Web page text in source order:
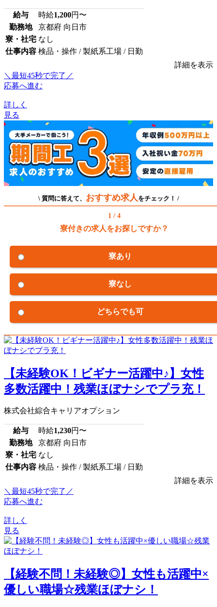
給与 時給1,200円〜
勤務地
京都府 向日市
寮・社宅 なし
仕事内容 検品・操作 / 製紙系工場 / 日勤
詳細を表示
＼最短45秒で完了／
応募へ進む
詳しく
見る
\ 質問に答えて、 おすすめ求人 をチェック！ /
1 / 4
寮付きの求人をお探しですか？
寮あり
寮なし
どちらでも可
【未経験OK！ビギナー活躍中♪】女性
多数活躍中！残業ほぼナシでプラ充！
株式会社綜合キャリアオプション
給与 時給1,230円〜
勤務地
京都府 向日市
寮・社宅 なし
仕事内容 検品・操作 / 製紙系工場 / 日勤
詳細を表示
＼最短45秒で完了／
応募へ進む
詳しく
見る
【経験不問！未経験◎】女性も活躍中×
優しい職場☆残業ほぼナシ！